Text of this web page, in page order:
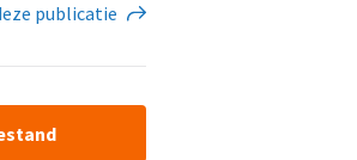
publicatie